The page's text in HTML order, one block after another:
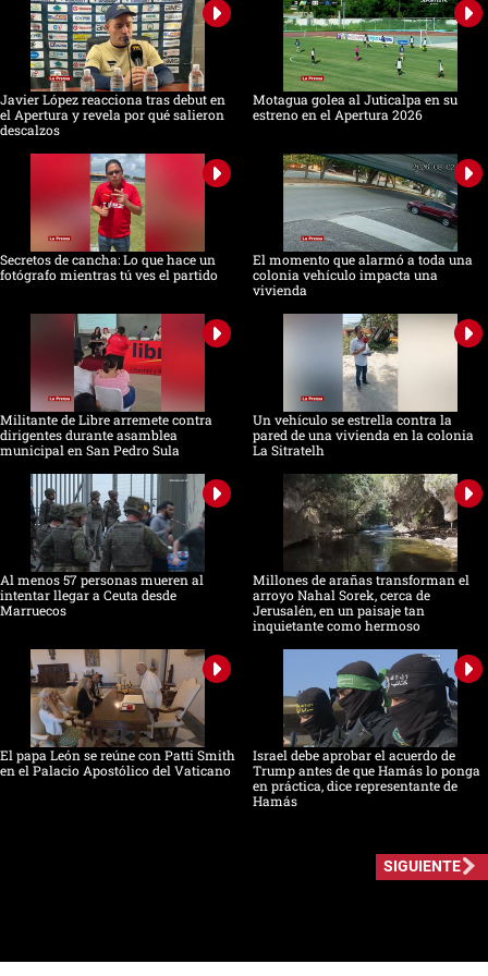
Javier López reacciona tras debut en
el Apertura y revela por qué salieron
descalzos
Motagua golea al Juticalpa en su
estreno en el Apertura 2026
Secretos de cancha: Lo que hace un
fotógrafo mientras tú ves el partido
El momento que alarmó a toda una
colonia vehículo impacta una
vivienda
Militante de Libre arremete contra
dirigentes durante asamblea
municipal en San Pedro Sula
Un vehículo se estrella contra la
pared de una vivienda en la colonia
La Sitratelh
Al menos 57 personas mueren al
intentar llegar a Ceuta desde
Marruecos
Millones de arañas transforman el
arroyo Nahal Sorek, cerca de
Jerusalén, en un paisaje tan
inquietante como hermoso
El papa León se reúne con Patti Smith
en el Palacio Apostólico del Vaticano
Israel debe aprobar el acuerdo de
Trump antes de que Hamás lo ponga
en práctica, dice representante de
Hamás
SIGUIENTE